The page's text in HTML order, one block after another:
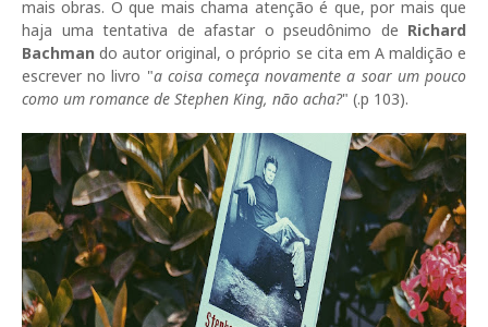
mais obras. O que mais chama atenção é que, por mais que
haja uma tentativa de afastar o pseudônimo de Richard
Bachman do autor original, o próprio se cita em A maldição e
escrever no livro "a coisa começa novamente a soar um pouco
como um romance de Stephen King, não acha?" (.p 103).